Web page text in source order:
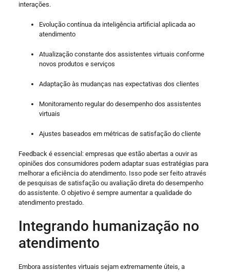
interações.
Evolução contínua da inteligência artificial aplicada ao
atendimento
Atualização constante dos assistentes virtuais conforme
novos produtos e serviços
Adaptação às mudanças nas expectativas dos clientes
Monitoramento regular do desempenho dos assistentes
virtuais
Ajustes baseados em métricas de satisfação do cliente
Feedback é essencial: empresas que estão abertas a ouvir as
opiniões dos consumidores podem adaptar suas estratégias para
melhorar a eficiência do atendimento. Isso pode ser feito através
de pesquisas de satisfação ou avaliação direta do desempenho
do assistente. O objetivo é sempre aumentar a qualidade do
atendimento prestado.
Integrando humanização no
atendimento
Embora assistentes virtuais sejam extremamente úteis, a